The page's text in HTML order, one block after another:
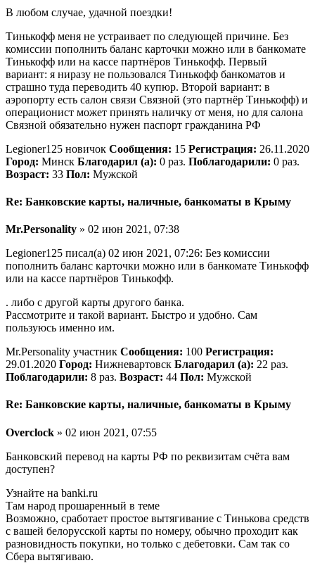
В любом случае, удачной поездки!
Тинькофф меня не устраивает по следующей причине. Без
комиссии пополнить баланс карточки можно или в банкомате
Тинькофф или на кассе партнёров Тинькофф. Первый
вариант: я ниразу не пользовался Тинькофф банкоматов и
страшно туда переводить 40 купюр. Второй вариант: в
аэропорту есть салон связи Связной (это партнёр Тинькофф) и
операционист может принять наличку от меня, но для салона
Связной обязательно нужен паспорт гражданина РФ
Legioner125 новичок Сообщения: 15 Регистрация: 26.11.2020
Город: Минск Благодарил (а): 0 раз. Поблагодарили: 0 раз.
Возраст: 33 Пол: Мужской
Re: Банковские карты, наличные, банкоматы в Крыму
Mr.Personality » 02 июн 2021, 07:38
Legioner125 писал(а) 02 июн 2021, 07:26: Без комиссии
пополнить баланс карточки можно или в банкомате Тинькофф
или на кассе партнёров Тинькофф.
. либо с другой карты другого банка.
Рассмотрите и такой вариант. Быстро и удобно. Сам
пользуюсь именно им.
Mr.Personality участник Сообщения: 100 Регистрация:
29.01.2020 Город: Нижневартовск Благодарил (а): 22 раз.
Поблагодарили: 8 раз. Возраст: 44 Пол: Мужской
Re: Банковские карты, наличные, банкоматы в Крыму
Overclock » 02 июн 2021, 07:55
Банковский перевод на карты РФ по реквизитам счёта вам
доступен?
Узнайте на banki.ru
Там народ прошаренный в теме
Возможно, сработает простое вытягивание с Тинькова средств
с вашей белорусской карты по номеру, обычно проходит как
разновидность покупки, но только с дебетовки. Сам так со
Сбера вытягиваю.